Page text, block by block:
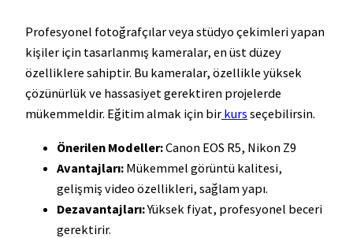
Profesyonel fotoğrafçılar veya stüdyo çekimleri yapan
kişiler için tasarlanmış kameralar, en üst düzey
özelliklere sahiptir. Bu kameralar, özellikle yüksek
çözünürlük ve hassasiyet gerektiren projelerde
mükemmeldir. Eğitim almak için bir kurs seçebilirsin.
Önerilen Modeller:Canon EOS R5, Nikon Z9
Avantajları: Mükemmel görüntü kalitesi,
gelişmiş video özellikleri, sağlam yapı.
Dezavantajları:Yüksek fiyat, profesyonel beceri
gerektirir.